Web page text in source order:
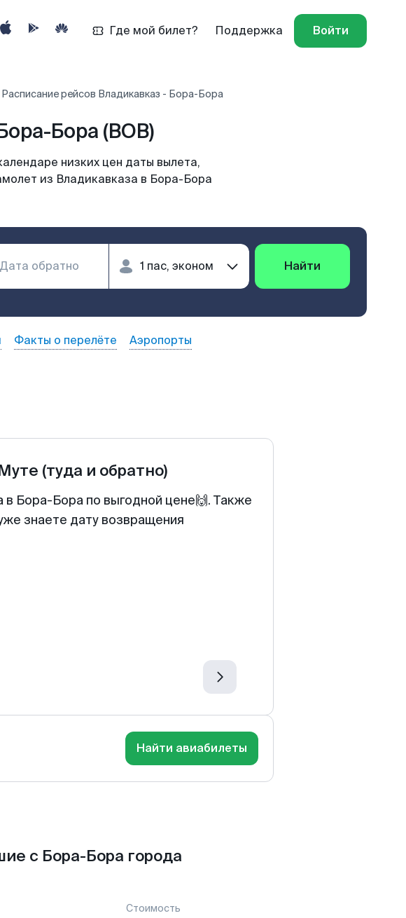
Где мой билет? Поддержка Войти
Расписание рейсов Владикавказ - Бора-Бора
Бора (BOB)
низких цен даты вылета,
из Владикавказа в Бора-Бора
Найти
Факты о перелёте Аэропорты
(туда и обратно)
Бора-Бора по выгодной цене🙌. Также
знаете дату возвращения
Найти авиабилеты
с Бора-Бора города
Стоимость